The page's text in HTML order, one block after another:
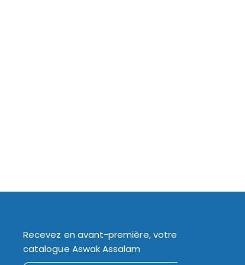
Recevez en avant-première, votre
catalogue Aswak Assalam